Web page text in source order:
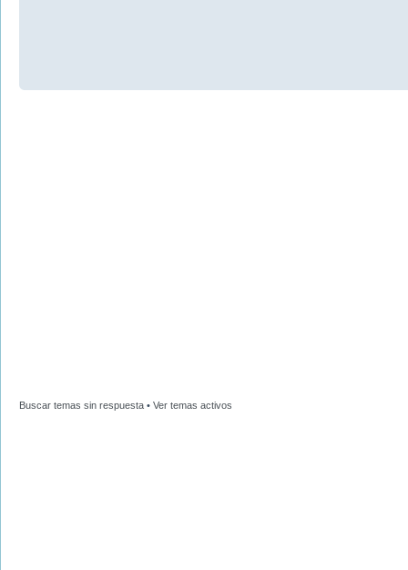
Buscar temas sin respuesta • Ver temas activos